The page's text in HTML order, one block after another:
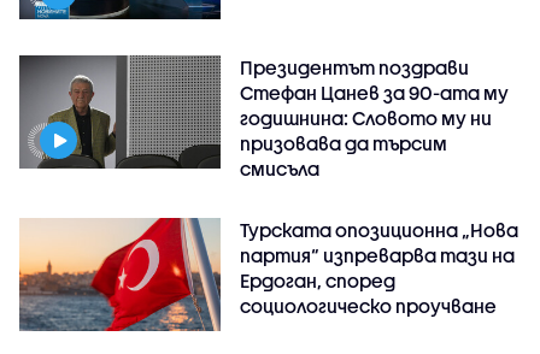
Президентът поздрави
Стефан Цанев за 90-ата му
годишнина: Словото му ни
призовава да търсим
смисъла
Турската опозиционна „Нова
партия“ изпреварва тази на
Ердоган, според
социологическо проучване